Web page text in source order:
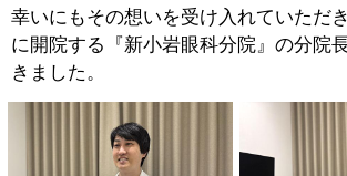
を
視治療とコンタクトレンズ処
り、2050年には世界人口の